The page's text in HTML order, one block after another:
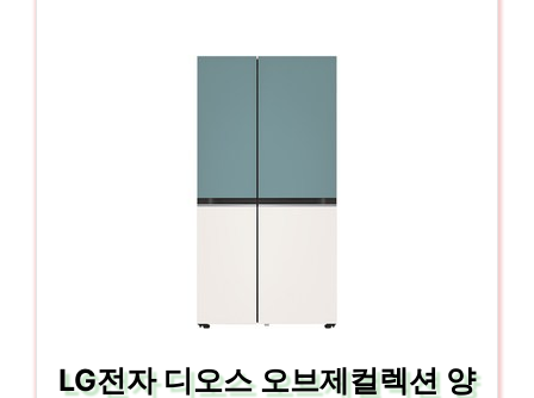
LG전자 디오스 오브제컬렉션 양